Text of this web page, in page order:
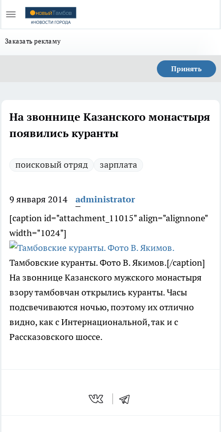
Заказать рекламу
Принять
На звоннице Казанского монастыря
появились куранты
поисковый отряд зарплата
9 января 2014
administrator
[caption id="attachment_11015" align="alignnone"
width="1024"]
Тамбовские куранты. Фото В. Якимов.[/caption]
На звоннице Казанского мужского монастыря
взору тамбовчан открылись куранты. Часы
подсвечиваются ночью, поэтому их отлично
видно, как с Интернациональной, так и с
Рассказовского шоссе.